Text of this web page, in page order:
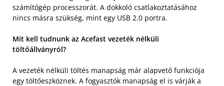
számítógép processzorát. A dokkoló csatlakoztatásához
nincs másra szükség, mint egy USB 2.0 portra.
Mit kell tudnunk az Acefast vezeték nélküli
töltőállványról?
A vezeték nélküli töltés manapság már alapvető funkciója
egy töltőeszköznek. A fogyasztók manapság el is várják a